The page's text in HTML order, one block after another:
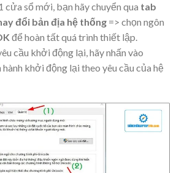
cửa sổ mới, bạn hãy chuyển qua tab
đổi bản địa hệ thống => chọn ngôn
để hoàn tất quá trình thiết lập.
cầu khởi động lại, hãy nhấn vào
khởi động lại theo yêu cầu của hệ